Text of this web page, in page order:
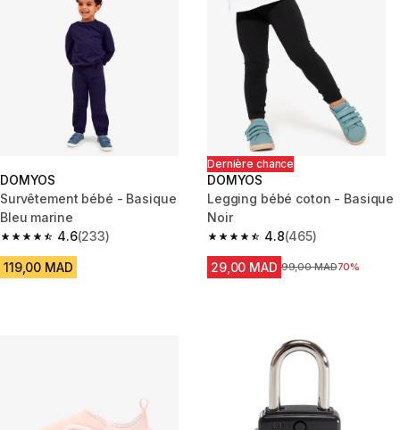
DOMYOS
Survêtement bébé - Basique
Bleu marine
4.6
4.6 out of 5 stars from 233 reviews
(233)
119,00 MAD
Dernière chance
DOMYOS
Legging bébé coton - Basique
Noir
4.8
4.8 out of 5 stars from 465
(465)
29,00 MAD Prix avant la réduction
99,00 MAD70%